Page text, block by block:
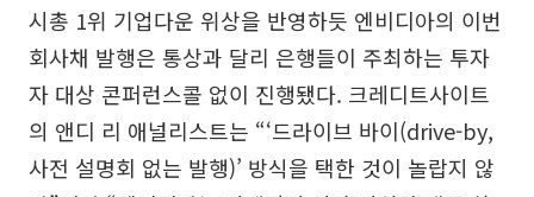
시총 1위 기업다운 위상을 반영하듯 엔비디아의 이번
회사채 발행은 통상과 달리 은행들이 주최하는 투자
자 대상 콘퍼런스콜 없이 진행됐다. 크레디트사이트
의 앤디 리 애널리스트는 “‘드라이브 바이(drive-by,
사전 설명회 없는 발행)’ 방식을 택한 것이 놀랍지 않